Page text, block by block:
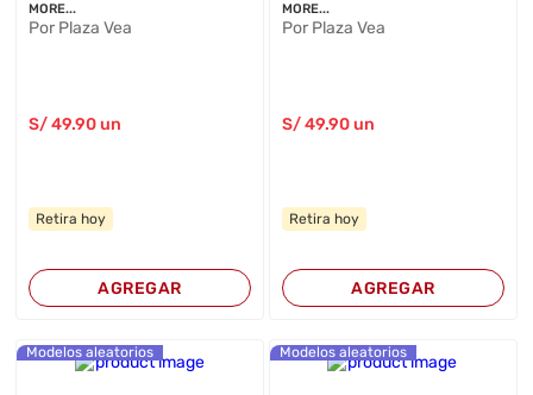
MORE...
Por Plaza Vea
S/49.90 un
Retira hoy
AGREGAR
MORE...
Por Plaza Vea
S/49.90un
Retira hoy
AGREGAR
Modelos aleatorios Modelos aleatorios